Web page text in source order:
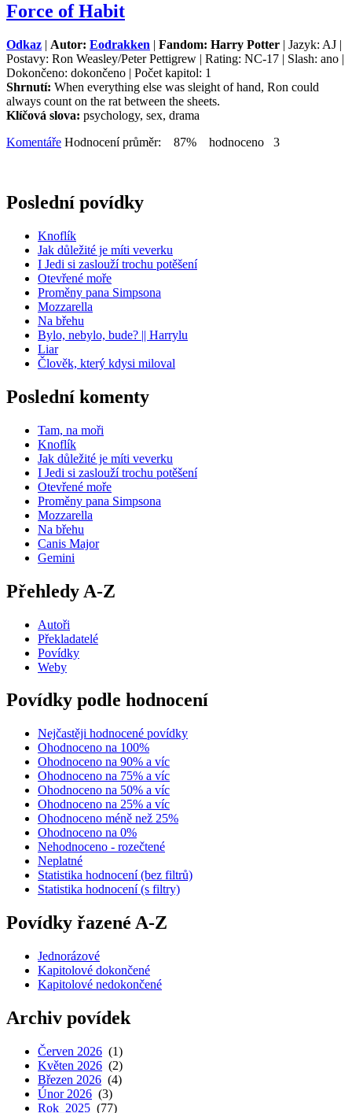
Force of Habit
Odkaz | Autor: Eodrakken | Fandom: Harry Potter | Jazyk: AJ |
Postavy: Ron Weasley/Peter Pettigrew | Rating: NC-17 | Slash: ano |
Dokončeno: dokončeno | Počet kapitol: 1
Shrnutí: When everything else was sleight of hand, Ron could
always count on the rat between the sheets.
Klíčová slova: psychology, sex, drama
Komentáře Hodnocení průměr: 87% hodnoceno 3
Poslední povídky
Knoflík
Jak důležité je míti veverku
I Jedi si zaslouží trochu potěšení
Otevřené moře
Proměny pana Simpsona
Mozzarella
Na břehu
Bylo, nebylo, bude? || Harrylu
Liar
Člověk, který kdysi miloval
Poslední komenty
Tam, na moři
Knoflík
Jak důležité je míti veverku
I Jedi si zaslouží trochu potěšení
Otevřené moře
Proměny pana Simpsona
Mozzarella
Na břehu
Canis Major
Gemini
Přehledy A-Z
Autoři
Překladatelé
Povídky
Weby
Povídky podle hodnocení
Nejčastěji hodnocené povídky
Ohodnoceno na 100%
Ohodnoceno na 90% a víc
Ohodnoceno na 75% a víc
Ohodnoceno na 50% a víc
Ohodnoceno na 25% a víc
Ohodnoceno méně než 25%
Ohodnoceno na 0%
Nehodnoceno - rozečtené
Neplatné
Statistika hodnocení (bez filtrů)
Statistika hodnocení (s filtry)
Povídky řazené A-Z
Jednorázové
Kapitolové dokončené
Kapitolové nedokončené
Archiv povídek
Červen 2026 (1)
Květen 2026 (2)
Březen 2026 (4)
Únor 2026 (3)
Rok 2025 (77)